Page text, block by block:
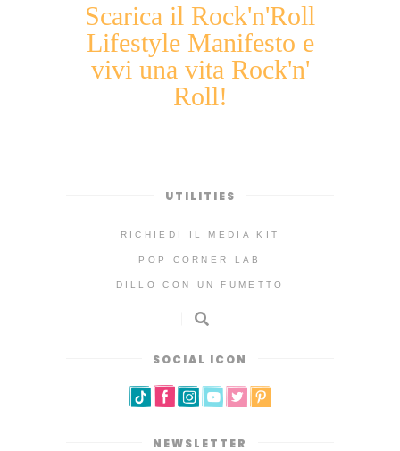
Scarica il Rock'n'Roll
Lifestyle Manifesto e
vivi una vita Rock'n'
Roll!
UTILITIES
RICHIEDI IL MEDIA KIT
POP CORNER LAB
DILLO CON UN FUMETTO
SOCIAL ICON
NEWSLETTER